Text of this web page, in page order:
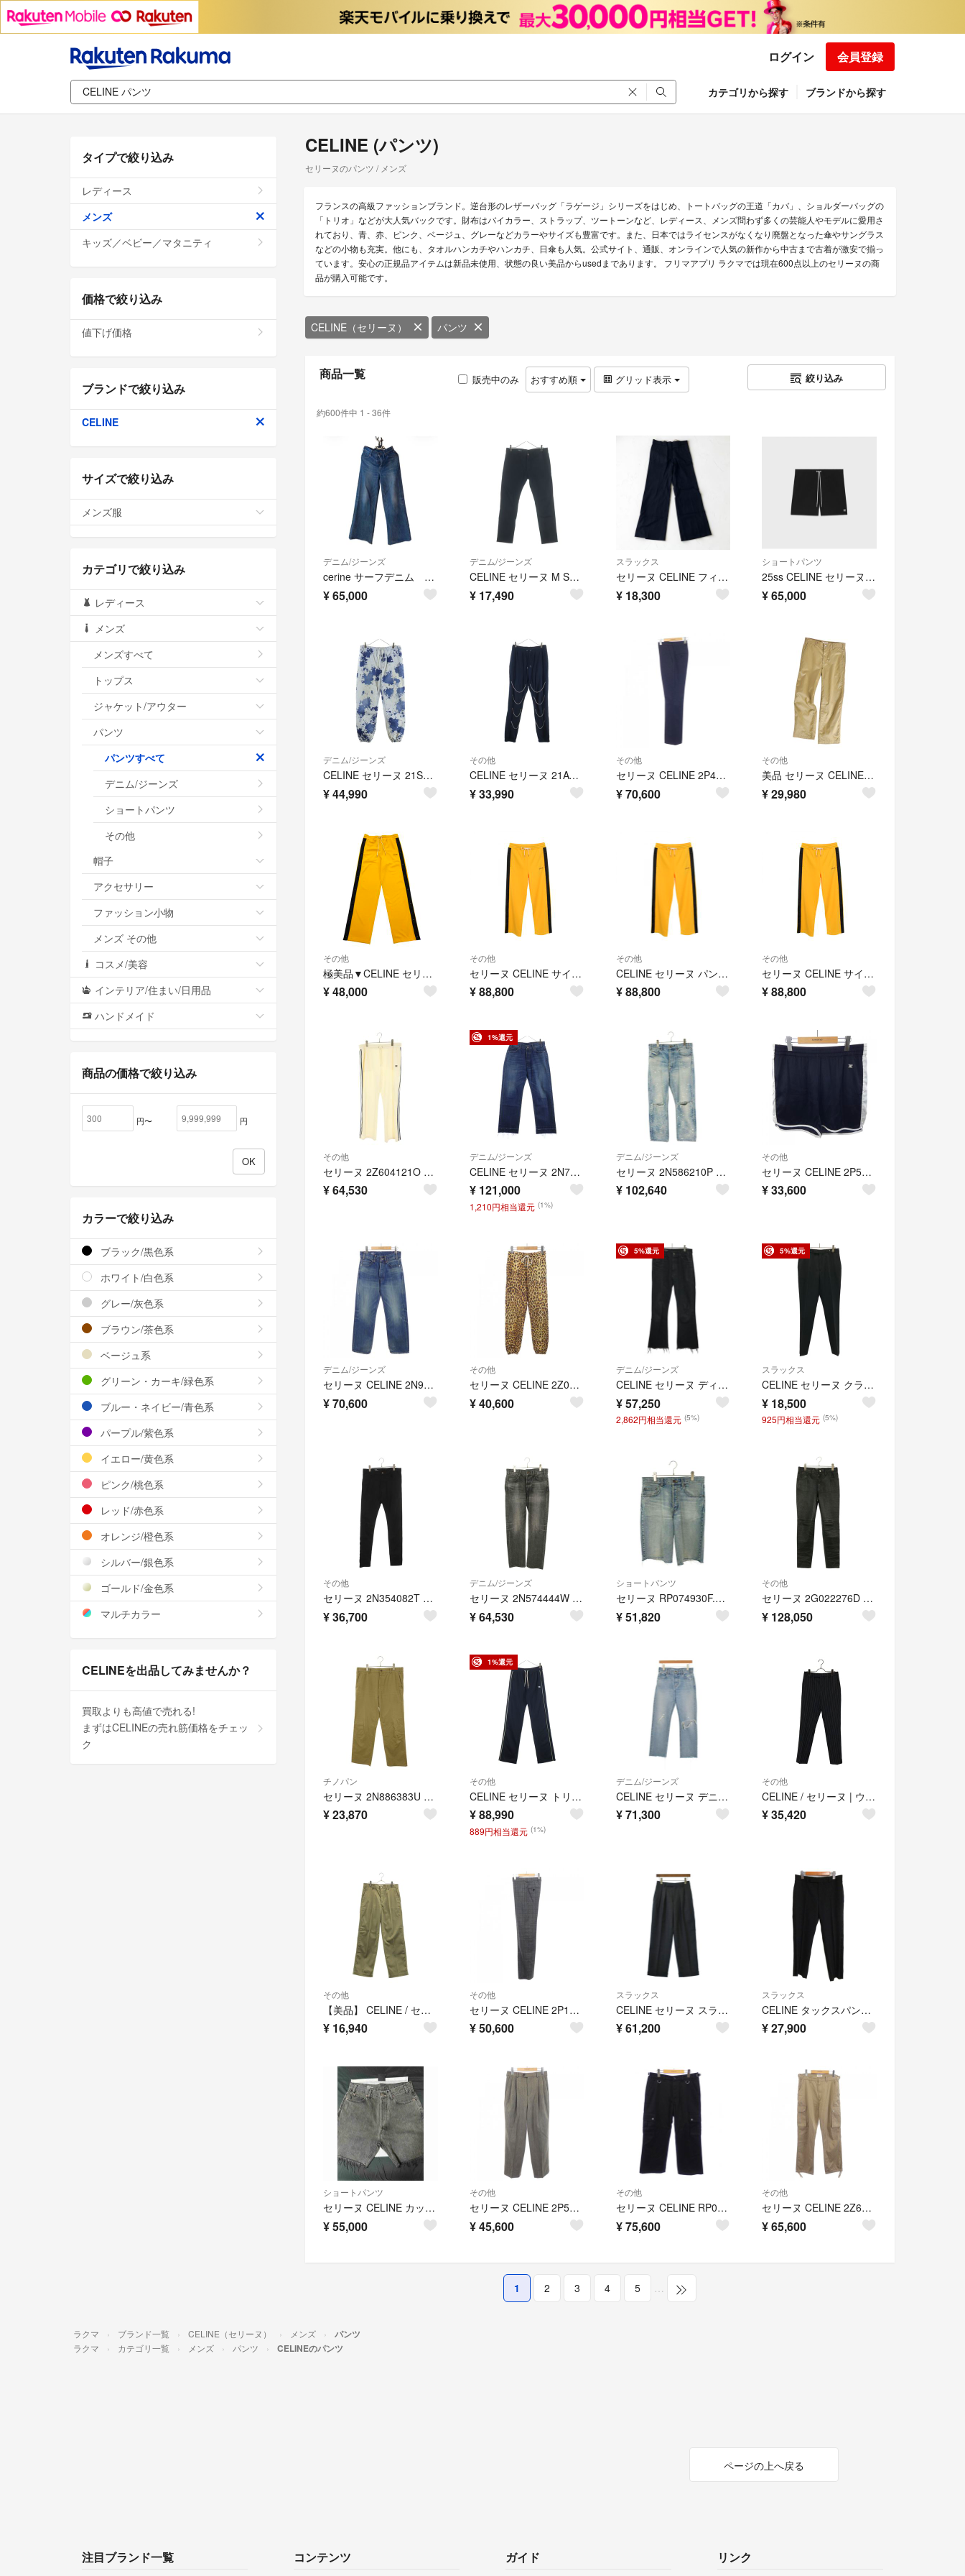
ログイン 会員登録
カテゴリから探す ブランドから探す
CELINE (パンツ)
セリーヌのパンツ / メンズ
フランスの高級ファッションブランド。逆台形のレザーバッグ「ラゲージ」シリーズをはじめ、トートバッグの王道「カバ」、ショルダーバッグの
「トリオ」などが大人気バックです。財布はバイカラー、ストラップ、ツートーンなど、レディース、メンズ問わず多くの芸能人やモデルに愛用さ
れており、青、赤、ピンク、ベージュ、グレーなどカラーやサイズも豊富です。また、日本ではライセンスがなくなり廃盤となった傘やサングラス
などの小物も充実。他にも、タオルハンカチやハンカチ、日傘も人気。公式サイト、通販、オンラインで人気の新作から中古まで古着が激安で揃っ
ています。安心の正規品アイテムは新品未使用、状態の良い美品からusedまであります。 フリマアプリ ラクマでは現在600点以上のセリーヌの商
品が購入可能です。
CELINE（セリーヌ） パンツ
商品一覧 販売中のみ おすすめ順 グリッド表示 絞り込み
約600件中 1 - 36件
デニム/ジーンズ
cerine サーフデニム 28 ブルー
¥65,000
デニム/ジーンズ
CELINE セリーヌ M SK 003 エディ期 ストレッチスリムスキニーデニムパンツ ブラック 2N020786D
¥ 17,490
スラックス
セリーヌ CELINE フィービー センタープレス ワイド スラックス パンツ
¥ 18,300
ショートパンツ
25ss CELINE セリーヌ スイムパンツ 水着 ハーフパンツ トリオンフ
¥65,000
デニム/ジーンズ
CELINE セリーヌ 21SS Bleach Jogger Denim Pants ブリーチ ジョガー デニムパンツ ホワイト/インディゴ 2N394651M
¥44,990
その他
CELINE セリーヌ 21AW CHAINS TRACK PANTS IN COTTON FLEECE コットンフリース チェーン ジョガーパンツ スウェットパンツ 2Z108052H ブラック
¥33,990
その他
セリーヌ CELINE 2P401495R パンツ
¥70,600
その他
美品 セリーヌ CELINE パンツ ロングパンツ チノパン コットン ボトムス メンズ 29 ベージュ
¥29,980
その他
極美品▼CELINE セリーヌ 2Z223121O Jersey Double Face Jogging Pants ロゴ トラックパンツ イエロー L イタリア製 正規品 メンズ
¥48,000
その他
セリーヌ CELINE サイドボタン パンツ 衣料品 ボトムス ポリエステル メンズ イエロー系 / ブラック系 【中古】
¥88,800
その他
CELINE セリーヌ パンツ サイドボタン
¥88,800
その他
セリーヌ CELINE サイドボタン パンツ 衣料品 ボトムス ポリエステル メンズ イエロー系 / ブラック系 【中古】
¥88,800
その他
セリーヌ 2Z604121O サイドライントリオンフフレアトラックロングパンツ メンズ XL
¥64,530
1%還元
デニム/ジーンズ
CELINE セリーヌ 2N785787D ウェスリー ジーンズデニムパンツ
¥ 121,000
1,210円相当還元 (1%)
デニム/ジーンズ
セリーヌ 2N586210P カートディストレストブリーチジーンズデニムパンツ メンズ 30
¥ 102,640
その他
セリーヌ CELINE 2P532164I ショートパンツ
¥33,600
デニム/ジーンズ
セリーヌ CELINE 2N946676X ジーンズ
¥70,600
その他
セリーヌ CELINE 2Z031519M パンツ
¥40,600
5%還元
デニム/ジーンズ
CELINE セリーヌ ディラン カットオフ ブーツカットデニムパンツ 2N583760D ブラック 30
¥57,250
2,862円相当還元 (5%)
5%還元
スラックス
CELINE セリーヌ クラシックスリムスラックスパンツ 2P042120D ブラック 38
¥ 18,500
925円相当還元 (5%)
その他
セリーヌ 2N354082T コットンスキニーデニムパンツ メンズ 30インチ
¥36,700
デニム/ジーンズ
セリーヌ 2N574444W カートジーンズ ミラーインクウォッシュデニムパンツ メンズ 31
¥64,530
ショートパンツ
セリーヌ RP074930F.08NY カットオフデニムハーフペンツ メンズ 29
¥51,820
その他
セリーヌ 2G022276D 5ポケットラムレザーロングパンツ メンズ 27
¥ 128,050
チノパン
セリーヌ 2N886383U コットンチノロングパンツ メンズ 29
¥23,870
1%還元
その他
CELINE セリーヌ トリオンフ ダブルフェイス ジョガートラックパンツ ブラック 2Z555021W.38AW
¥88,990
889円相当還元 (1%)
デニム/ジーンズ
CELINE セリーヌ デニムパンツ S 青 【古着】【中古】【送料無料】
¥71,300
その他
CELINE / セリーヌ | ウール ストライプ スラックス | 44 | ブラック | メンズ
¥35,420
その他
【美品】 CELINE / セリーヌ | コットン チノパンツ | 30 | ベージュ | メンズ
¥ 16,940
その他
セリーヌ CELINE 2P194816H パンツ
¥50,600
スラックス
CELINE セリーヌ スラックス S グレー 【古着】【中古】【送料無料】
¥61,200
スラックス
CELINE タックスパンツ スラックス 側章 サイドストライプ 46 ブラック
¥27,900
ショートパンツ
セリーヌ CELINE カットオフ デニムショートパンツ ハーフパンツ ジーンズ
¥55,000
その他
セリーヌ CELINE 2P555983N パンツ
¥45,600
その他
セリーヌ CELINE RP046403E パンツ
¥75,600
その他
セリーヌ CELINE 2Z603219I パンツ
¥65,600
1 2 3 4 5 …
タイプで絞り込み
レディース
メンズ
キッズ／ベビー／マタニティ
価格で絞り込み
値下げ価格
ブランドで絞り込み
CELINE
サイズで絞り込み
メンズ服
カテゴリで絞り込み
レディース
メンズ
メンズすべて
トップス
ジャケット/アウター
パンツ
パンツすべて
デニム/ジーンズ
ショートパンツ
その他
帽子
アクセサリー
ファッション小物
メンズ その他
コスメ/美容
インテリア/住まい/日用品
ハンドメイド
商品の価格で絞り込み
円〜 円
カラーで絞り込み
ブラック/黒色系
ホワイト/白色系
グレー/灰色系
ブラウン/茶色系
ベージュ系
グリーン・カーキ/緑色系
ブルー・ネイビー/青色系
パープル/紫色系
イエロー/黄色系
ピンク/桃色系
レッド/赤色系
オレンジ/橙色系
シルバー/銀色系
ゴールド/金色系
マルチカラー
CELINEを出品してみませんか？
買取よりも高値で売れる!
まずはCELINEの売れ筋価格をチェッ
ク
ラクマ ブランド一覧 CELINE（セリーヌ） メンズ パンツ
ラクマ カテゴリ一覧 メンズ パンツ CELINEのパンツ
ページの上へ戻る
注目ブランド一覧 コンテンツ ガイド リンク